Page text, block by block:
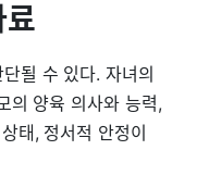
될 수 있다. 자녀의
의 양육 의사와 능력,
태, 정서적 안정이